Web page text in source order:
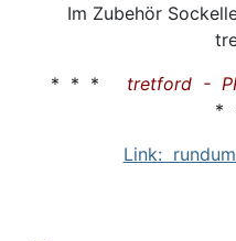
Im Zubehör
* * *
tretford -
*
Link: